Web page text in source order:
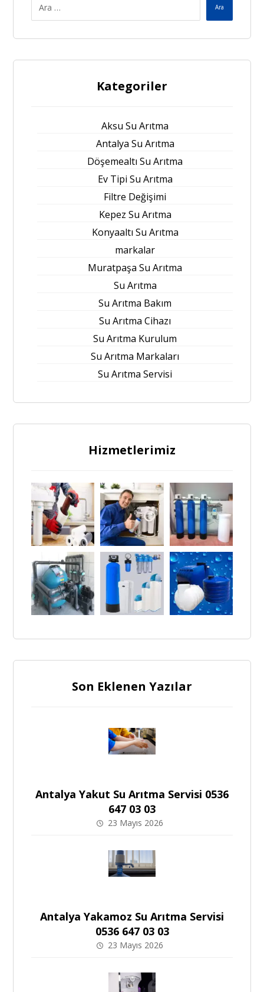
Ara
Kategoriler
Aksu Su Arıtma
Antalya Su Arıtma
Döşemealtı Su Arıtma
Ev Tipi Su Arıtma
Filtre Değişimi
Kepez Su Arıtma
Konyaaltı Su Arıtma
markalar
Muratpaşa Su Arıtma
Su Arıtma
Su Arıtma Bakım
Su Arıtma Cihazı
Su Arıtma Kurulum
Su Arıtma Markaları
Su Arıtma Servisi
Hizmetlerimiz
Son Eklenen Yazılar
Antalya Yakut Su Arıtma Servisi 0536
647 03 03
23 Mayıs 2026
Antalya Yakamoz Su Arıtma Servisi
0536 647 03 03
23 Mayıs 2026